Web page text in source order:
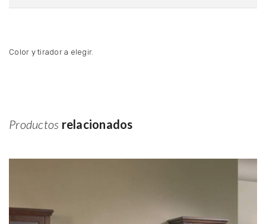
Color y tirador a elegir.
Productos relacionados